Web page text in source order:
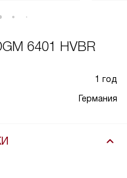
6401 HVBR
1 год
Германия